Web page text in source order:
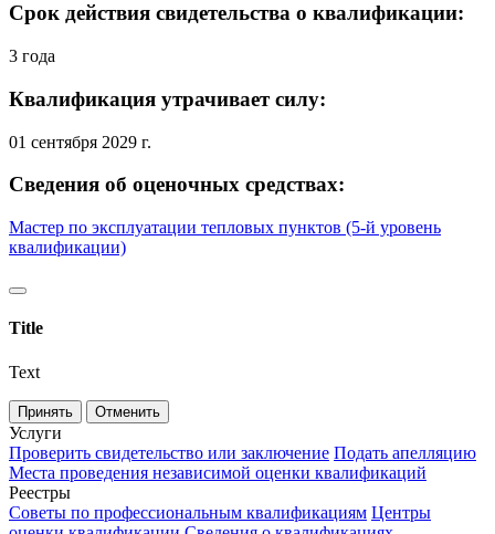
Срок действия свидетельства о квалификации:
3 года
Квалификация утрачивает силу:
01 сентября 2029 г.
Сведения об оценочных средствах:
Мастер по эксплуатации тепловых пунктов (5-й уровень
квалификации)
Title
Text
Принять Отменить
Услуги
Проверить свидетельство или заключение Подать апелляцию
Места проведения независимой оценки квалификаций
Реестры
Советы по профессиональным квалификациям Центры